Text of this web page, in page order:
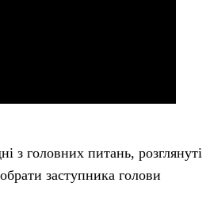
з головних питань, розглянуті
заступника голови